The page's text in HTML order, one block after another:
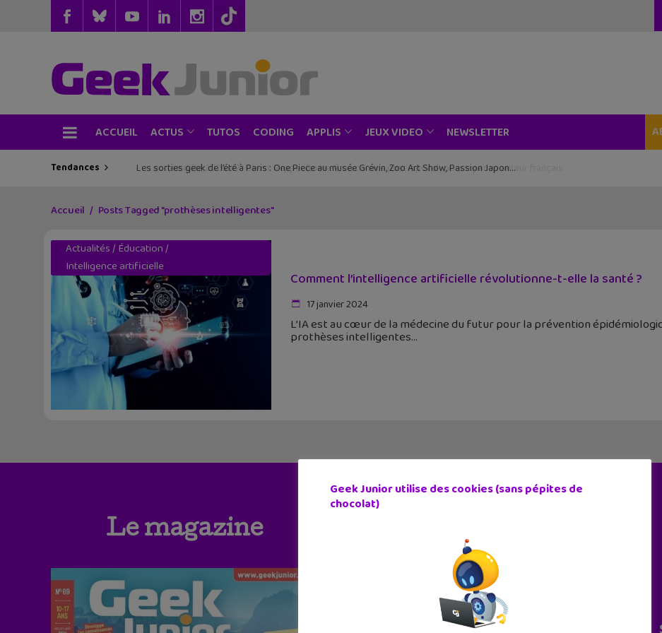
ACCUEIL ACTUS TUTOS CODING APPLIS JEUX VIDEO NEWSLETTER
Tendances Les sorties geek de l’été à Paris : One Piece au musée Grévin, Zoo Art Show, Passion Japon…
Accueil Posts Tagged "prothèses intelligentes"
Actualités/ Éducation/
Intelligence artificielle
Comment l’intelligence artificielle révolutionne-t-elle la santé ?
17 janvier 2024
L’IA est au cœur de la médecine du futur pour la prévention
prothèses intelligentes
Le magazine
Geek Junior utilise des cookies (sans pépites de
chocolat)